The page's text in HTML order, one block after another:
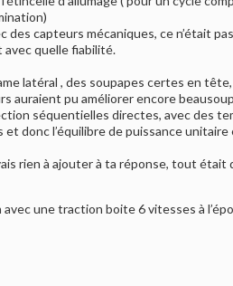
des capteurs mécaniques, ce n’était
avec quelle fiabilité.
latéral , des soupapes certes en
auraient pu améliorer encore
séquentielles directes, avec des
donc l’équilibre de puissance
rien à ajouter à ta réponse, tout était
une traction boite 6 vitesses à